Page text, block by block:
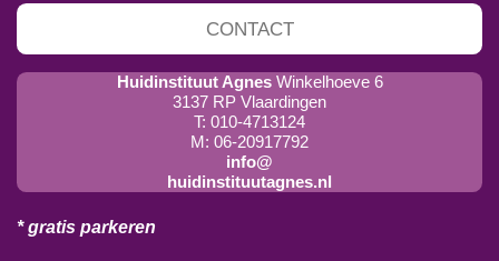
CONTACT
Huidinstituut Agnes Winkelhoeve 6
3137 RP Vlaardingen
T: 010-4713124
M: 06-20917792
info@
huidinstituutagnes.nl
* gratis parkeren